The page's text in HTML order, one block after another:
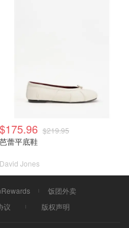
$175.96 $219.95
芭蕾平底鞋
David Jones
饭团外卖
议 版权声明